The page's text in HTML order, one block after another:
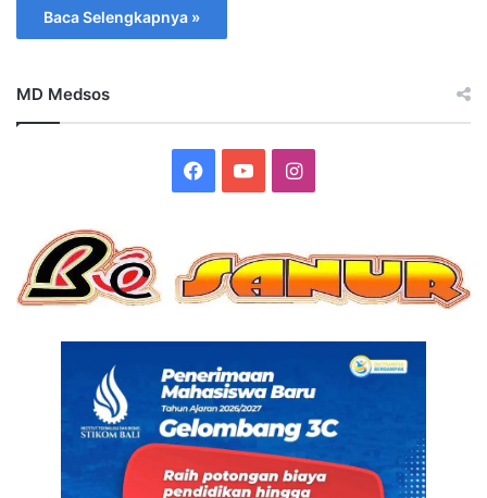
Baca Selengkapnya »
MD Medsos
Facebook
YouTubeInstagram